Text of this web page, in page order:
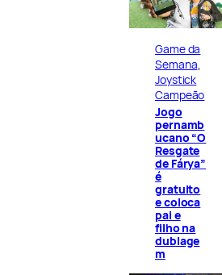
Game da
Semana
Joystick
Campeão
Jogo
pernamb
ucano “O
Resgate
de Fárya”
é
gratuito
e coloca
pai e
filho na
dublage
m